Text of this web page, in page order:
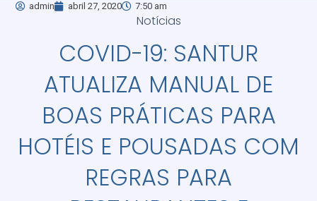
admin abril 27, 2020 7:50 am
Notícias
COVID-19: SANTUR
ATUALIZA MANUAL DE
BOAS PRÁTICAS PARA
HOTÉIS E POUSADAS COM
REGRAS PARA